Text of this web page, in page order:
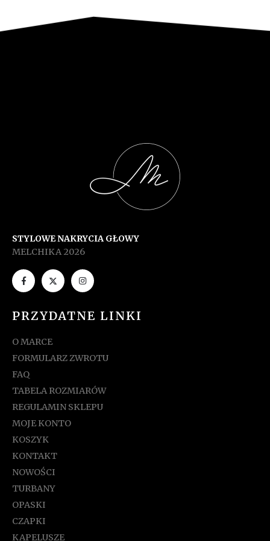
STYLOWE NAKRYCIA GŁOWY
MELCHIKA 2026
PRZYDATNE LINKI
O MARCE
FORMULARZ ZWROTU
FAQ
TABELA ROZMIARÓW
REGULAMIN SKLEPU
MOJE KONTO
KOSZYK
KONTAKT
NOWOŚCI
TURBANY
OPASKI
CZAPKI
KAPELUSZE